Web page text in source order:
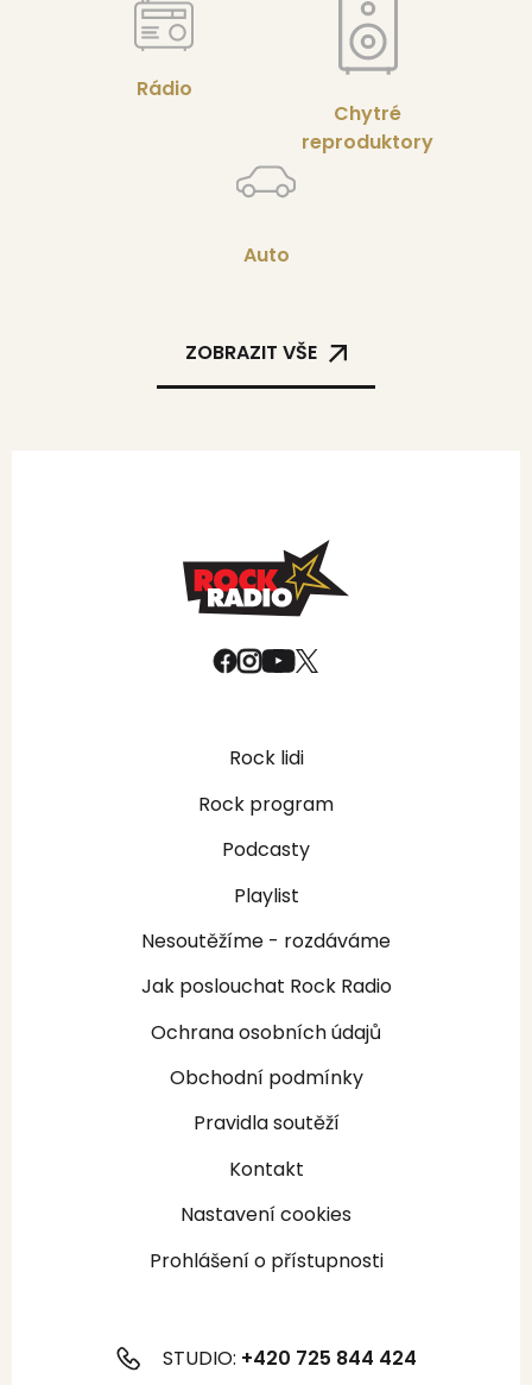
Rádio
Chytré
reproduktory
Auto
ZOBRAZIT VŠE
Rock lidi
Rock program
Podcasty
Playlist
Nesoutěžíme - rozdáváme
Jak poslouchat Rock Radio
Ochrana osobních údajů
Obchodní podmínky
Pravidla soutěží
Kontakt
Nastavení cookies
Prohlášení o přístupnosti
STUDIO: +420 725 844 424